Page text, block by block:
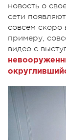
новость о
сети
совсем скоро
примеру,
видео с